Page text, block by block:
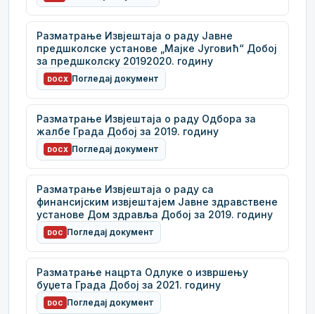
Разматрање Извјештаја о раду Јавне
предшколске установе „Мајке Југовић“ Добој
за предшколску 20192020. годину
DOCX Погледај документ
Разматрање Извјештаја о раду Одбора за
жалбе Града Добој за 2019. годину
DOCX Погледај документ
Разматрање Извјештаја о раду са
финансијским извјештајем Јавне здравствене
установе Дом здравља Добој за 2019. годину
DOC Погледај документ
Разматрање нацрта Одлуке о извршењу
буџета Града Добој за 2021. годину
DOC Погледај документ